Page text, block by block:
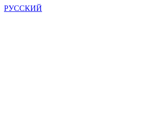
РУССКИЙ